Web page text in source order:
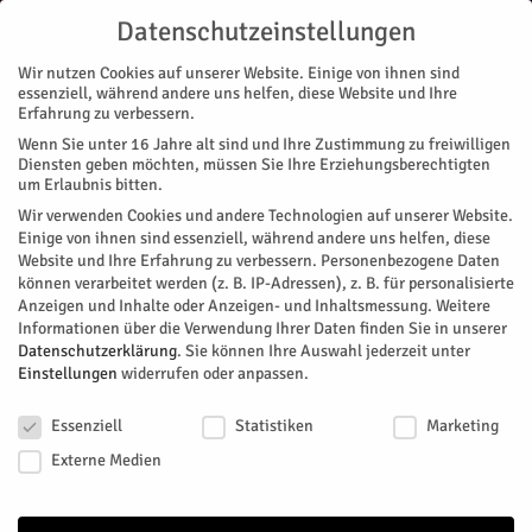
Start
« Alle Veranstaltungen
Diese Veranstaltung hat bereits stattgefunden.
Sammelbilder-Tauschbörse zur
WM
Facebook
Datenschutzeinstellungen
Wir nutzen Cookies auf unserer Website. Einige von ihnen sind
essenziell, während andere uns helfen, diese Website und Ihre
Erfahrung zu verbessern.
Wenn Sie unter 16 Jahre alt sind und Ihre Zustimmung zu freiwilligen
Diensten geben möchten, müssen Sie Ihre Erziehungsberechtigten
um Erlaubnis bitten.
Wir verwenden Cookies und andere Technologien auf unserer Website.
Einige von ihnen sind essenziell, während andere uns helfen, diese
Website und Ihre Erfahrung zu verbessern. Personenbezogene Daten
können verarbeitet werden (z. B. IP-Adressen), z. B. für personalisierte
Anzeigen und Inhalte oder Anzeigen- und Inhaltsmessung. Weitere
Informationen über die Verwendung Ihrer Daten finden Sie in unserer
Datenschutzerklärung. Sie können Ihre Auswahl jederzeit unter
Einstellungen widerrufen oder anpassen.
Essenziell
Statistiken
Marketing
Externe Medien